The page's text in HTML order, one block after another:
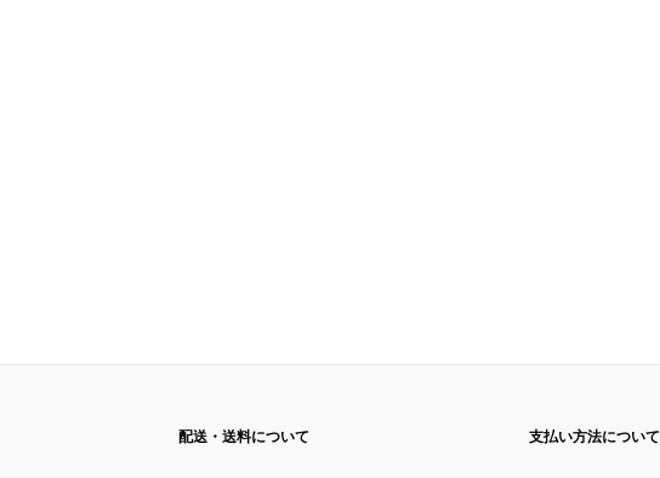
配送・送料について 支払い方法について